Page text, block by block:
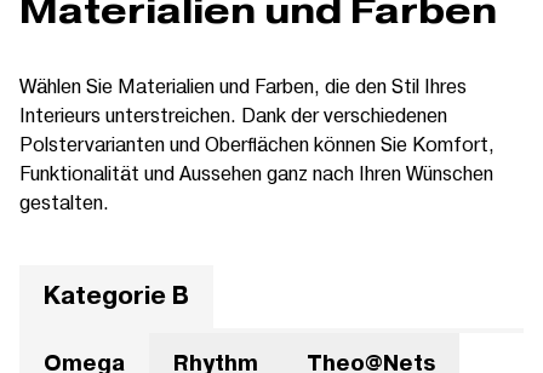
Materialien und Farben
Wählen Sie Materialien und Farben, die den Stil Ihres
Interieurs unterstreichen. Dank der verschiedenen
Polstervarianten und Oberflächen können Sie Komfort,
Funktionalität und Aussehen ganz nach Ihren Wünschen
gestalten.
Kategorie B
Omega Rhythm Theo@Nets